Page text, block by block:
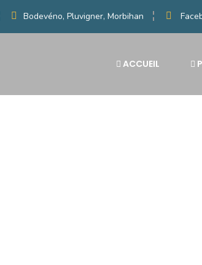
Bodevéno, Pluvigner, Morbihan
ACCUEIL